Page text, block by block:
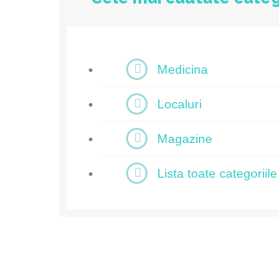
Medicina
Localuri
Magazine
Lista toate categoriile